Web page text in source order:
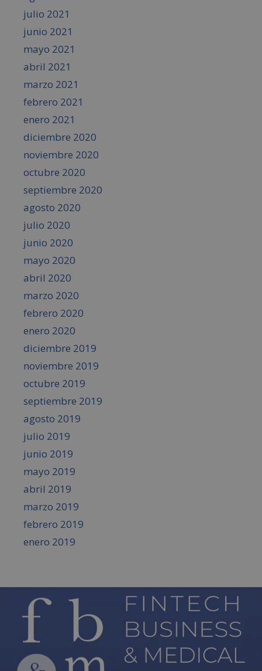
julio 2021
junio 2021
mayo 2021
abril 2021
marzo 2021
febrero 2021
enero 2021
diciembre 2020
noviembre 2020
octubre 2020
septiembre 2020
agosto 2020
julio 2020
junio 2020
mayo 2020
abril 2020
marzo 2020
febrero 2020
enero 2020
diciembre 2019
noviembre 2019
octubre 2019
septiembre 2019
agosto 2019
julio 2019
junio 2019
mayo 2019
abril 2019
marzo 2019
febrero 2019
enero 2019